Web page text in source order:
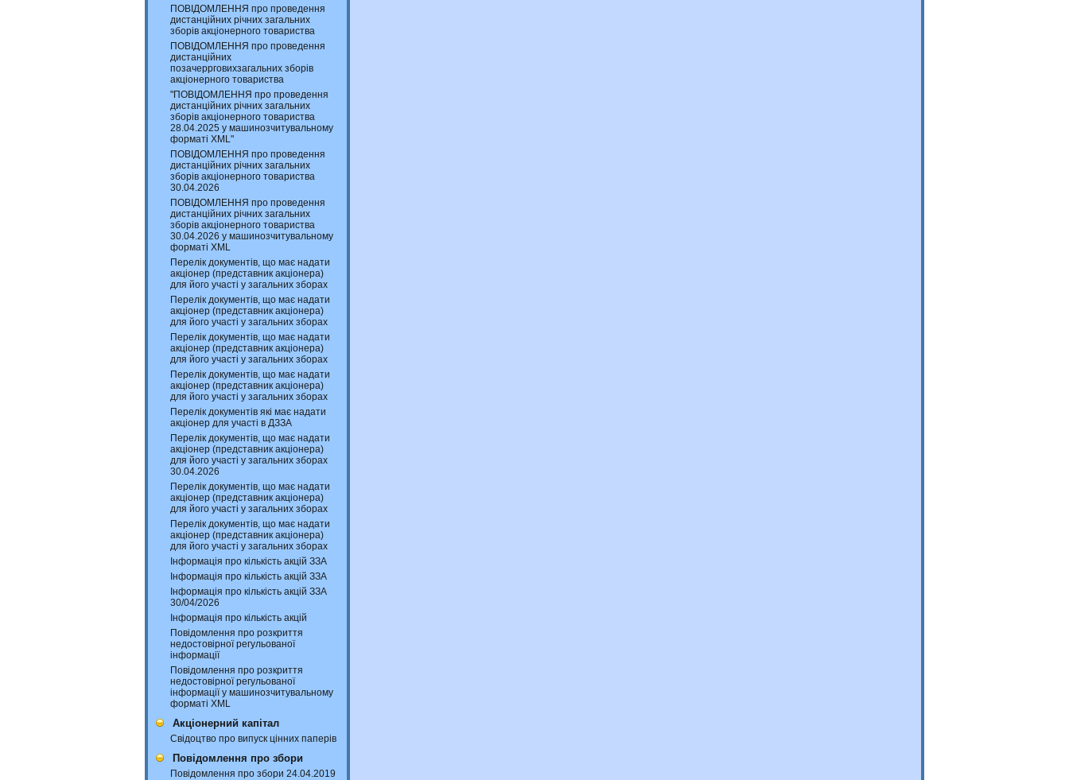
ПОВІДОМЛЕННЯ про проведення
дистанційних річних загальних
зборів акціонерного товариства
ПОВІДОМЛЕННЯ про проведення
дистанційних
позачеррговихзагальних зборів
акціонерного товариства
"ПОВІДОМЛЕННЯ про проведення
дистанційних річних загальних
зборів акціонерного товариства
28.04.2025 у машинозчитувальному
форматі XML"
ПОВІДОМЛЕННЯ про проведення
дистанційних річних загальних
зборів акціонерного товариства
30.04.2026
ПОВІДОМЛЕННЯ про проведення
дистанційних річних загальних
зборів акціонерного товариства
30.04.2026 у машинозчитувальному
форматі XML
Перелік документів, що має надати
акціонер (представник акціонера)
для його участі у загальних зборах
Перелік документів, що має надати
акціонер (представник акціонера)
для його участі у загальних зборах
Перелік документів, що має надати
акціонер (представник акціонера)
для його участі у загальних зборах
Перелік документів, що має надати
акціонер (представник акціонера)
для його участі у загальних зборах
Перелік документів які має надати
акціонер для участі в ДЗЗА
Перелік документів, що має надати
акціонер (представник акціонера)
для його участі у загальних зборах
30.04.2026
Перелік документів, що має надати
акціонер (представник акціонера)
для його участі у загальних зборах
Перелік документів, що має надати
акціонер (представник акціонера)
для його участі у загальних зборах
Інформація про кількість акцій ЗЗА
Інформація про кількість акцій ЗЗА
Інформація про кількість акцій ЗЗА
30/04/2026
Інформація про кількість акцій
Повідомлення про розкриття
недостовірної регульованої
інформації
Повідомлення про розкриття
недостовірної регульованої
інформації у машинозчитувальному
форматі XML
Акціонерний капітал
Свідоцтво про випуск цінних паперів
Повідомлення про збори
Повідомлення про збори 24.04.2019